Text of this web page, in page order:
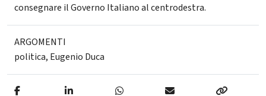
consegnare il Governo Italiano al centrodestra.
ARGOMENTI
politica, Eugenio Duca